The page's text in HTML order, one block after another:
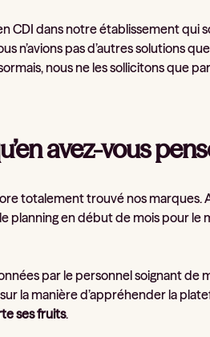
CDI dans notre établissement qui
n’avions pas d’autres solutions
nous ne les sollicitons que
avez-vous
totalement trouvé nos marques.
en début de mois pour le
par le personnel soignant de
la manière d’appréhender la
ses fruits.